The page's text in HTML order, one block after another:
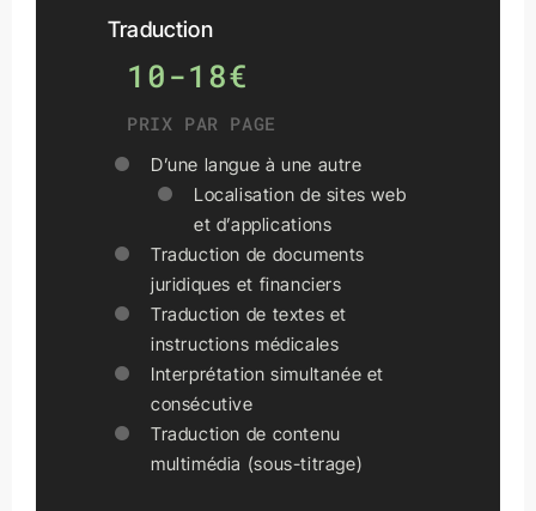
Traduction
10-18€
PRIX PAR PAGE
D’une langue à une autre
Localisation de sites web
et d’applications
Traduction de documents
juridiques et financiers
Traduction de textes et
instructions médicales
Interprétation simultanée et
consécutive
Traduction de contenu
multimédia (sous-titrage)